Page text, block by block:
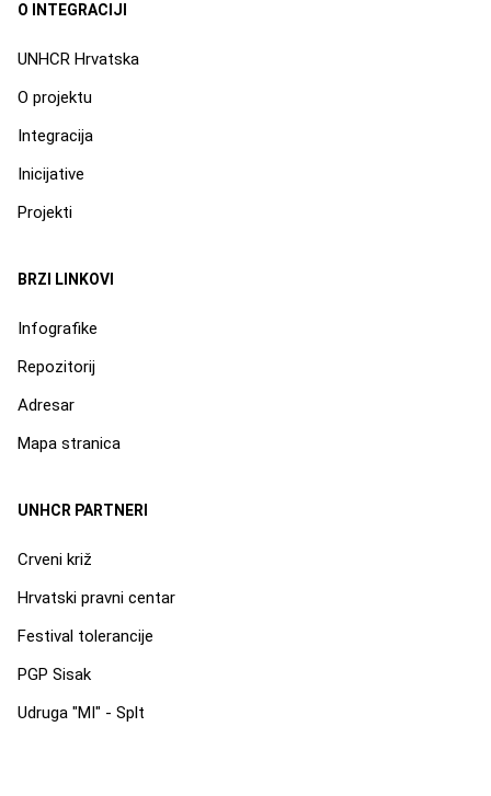
O INTEGRACIJI
UNHCR Hrvatska
O projektu
Integracija
Inicijative
Projekti
BRZI LINKOVI
Infografike
Repozitorij
Adresar
Mapa stranica
UNHCR PARTNERI
Crveni križ
Hrvatski pravni centar
Festival tolerancije
PGP Sisak
Udruga "MI" - Splt